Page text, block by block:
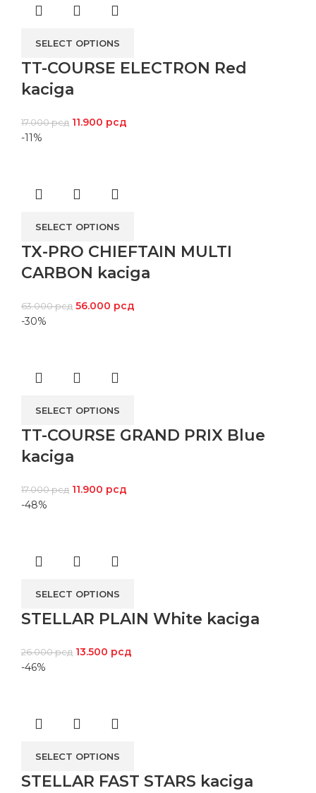
SELECT OPTIONS
TT-COURSE ELECTRON Red
kaciga
17.000рсд 11.900 рсд
-11%
SELECT OPTIONS
TX-PRO CHIEFTAIN MULTI
CARBON kaciga
63.000рсд 56.000 рсд
-30%
SELECT OPTIONS
TT-COURSE GRAND PRIX Blue
kaciga
17.000рсд 11.900 рсд
-48%
SELECT OPTIONS
STELLAR PLAIN White kaciga
26.000рсд 13.500 рсд
-46%
SELECT OPTIONS
STELLAR FAST STARS kaciga